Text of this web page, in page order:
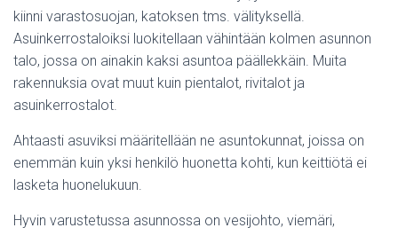
kiinni varastosuojan, katoksen tms. välityksellä.
Asuinkerrostaloiksi luokitellaan vähintään kolmen asunnon
talo, jossa on ainakin kaksi asuntoa päällekkäin. Muita
rakennuksia ovat muut kuin pientalot, rivitalot ja
asuinkerrostalot.
Ahtaasti asuviksi määritellään ne asuntokunnat, joissa on
enemmän kuin yksi henkilö huonetta kohti, kun keittiötä ei
lasketa huonelukuun.
Hyvin varustetussa asunnossa on vesijohto, viemäri,